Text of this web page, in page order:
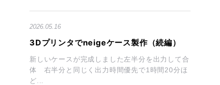
2026.05.16
3Dプリンタでneigeケース製作（続編）
新しいケースが完成しました左半分を出力して合
体 右半分と同じく出力時間優先で1時間20分ほ
ど...